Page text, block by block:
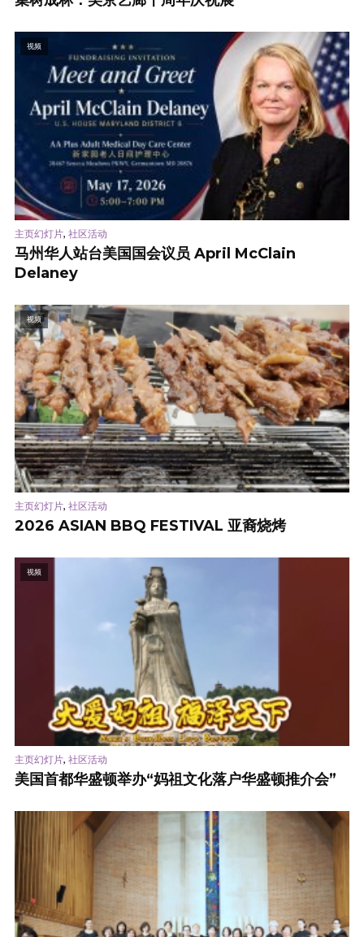
视频
主页幻灯片, 社区活动
马州华人站台美国国会议员 April McClain
Delaney
视频
主页幻灯片, 社区活动
2026 ASIAN BBQ FESTIVAL 亚裔烧烤
视频
主页幻灯片, 社区活动
美国首都华盛顿举办“妈祖文化落户华盛顿推介会”